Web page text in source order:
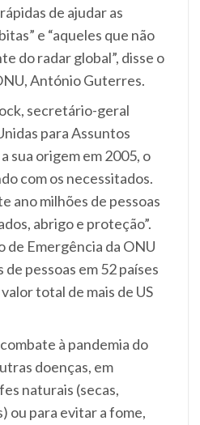
de ajudar as
e “aqueles que não
do radar global”, disse o
António Guterres.
secretário-geral
para Assuntos
sua origem em 2005, o
com os necessitados.
ano milhões de pessoas
abrigo e proteção”.
de Emergência da ONU
pessoas em 52 países
total de mais de US
à pandemia do
doenças, em
naturais (secas,
ou para evitar a fome,